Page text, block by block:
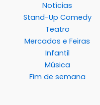
Notícias
Stand-Up Comedy
Teatro
Mercados e Feiras
Infantil
Música
Fim de semana